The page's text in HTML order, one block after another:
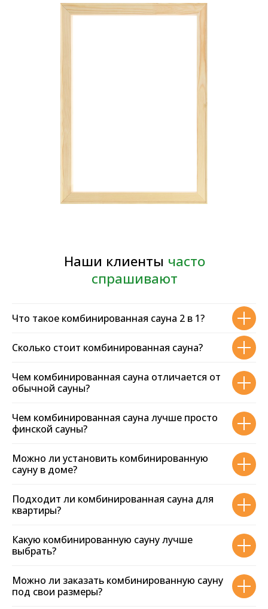
Что такое комбинированная сауна 2 в 1?
Сколько стоит комбинированная сауна?
Чем комбинированная сауна отличается от
обычной сауны?
Чем комбинированная сауна лучше просто
финской сауны?
Можно ли установить комбинированную
сауну в доме?
Подходит ли комбинированная сауна для
квартиры?
Какую комбинированную сауну лучше
выбрать?
Можно ли заказать комбинированную сауну
под свои размеры?
12
Сертификатов качества
Российского и международного образца
Клиентов купили наши товары
Наши клиенты есть абсолютно во всех
городах России
70
Наши офисы всегда открыты
для вас
Год основания компании
Надежность компании подтверждена
действительно гордимся!
создаем наш продукт